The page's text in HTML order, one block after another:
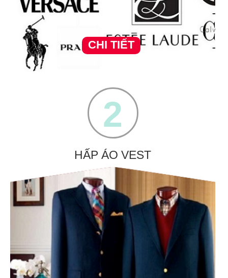
CHI TIẾT
2
HẤP ÁO VEST